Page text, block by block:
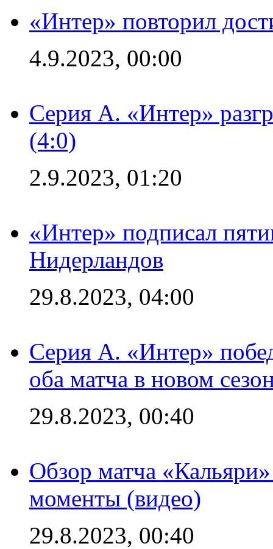
«Интер» повторил
4.9.2023, 00:00
Серия А. «Интер»
(4:0)
2.9.2023, 01:20
«Интер» подписал
Нидерландов
29.8.2023, 04:00
Серия А. «Интер»
оба матча в новом
29.8.2023, 00:40
Обзор матча
моменты (видео)
29.8.2023, 00:40